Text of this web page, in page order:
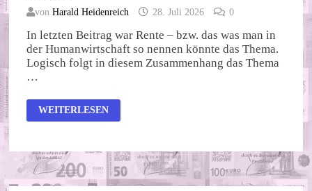
vonHarald Heidenreich 28. Juli 2026 0
In letzten Beitrag war Rente – bzw. das was man in
der Humanwirtschaft so nennen könnte das Thema.
Logisch folgt in diesem Zusammenhang das Thema
…
INTERVIEW
MIT
UND
WAS
IST
MIT
WEITERLESEN